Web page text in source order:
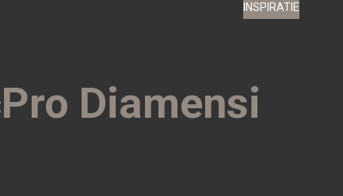
INSPIRATIE
Diamensi